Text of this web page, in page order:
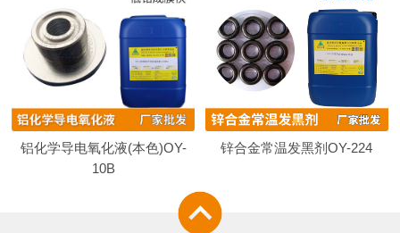
铝化学导电氧化液(本色)OY-
10B
锌合金常温发黑剂OY-224